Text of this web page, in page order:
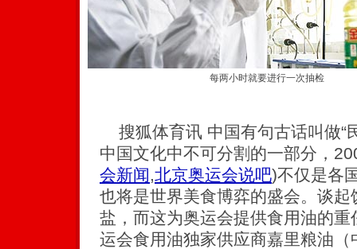
每两小时就要进行一次抽检
搜狐体育讯 中国有句古话叫做“
中国文化中不可分割的一部分，
会新闻,北京奥运会说吧)不仅是各
也将是世界美食博弈的盛会。谈
盐，而这为奥运会提供食用油的
运会食用油独家供应商嘉里粮油